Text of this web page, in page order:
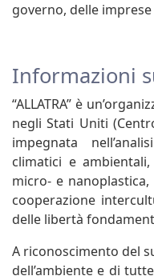
governo, delle
Informazioni
“ALLATRA” è
negli Stati Uniti
impegnata
climatici e
micro- e
cooperazione
delle libertà
A riconoscimento del
dell’ambiente e di